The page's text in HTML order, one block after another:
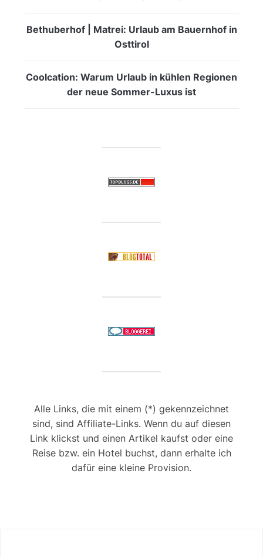
Bethuberhof | Matrei: Urlaub am Bauernhof in
Osttirol
Coolcation: Warum Urlaub in kühlen Regionen
der neue Sommer-Luxus ist
Alle Links, die mit einem (*) gekennzeichnet
sind, sind Affiliate-Links. Wenn du auf diesen
Link klickst und einen Artikel kaufst oder eine
Reise bzw. ein Hotel buchst, dann erhalte ich
dafür eine kleine Provision.